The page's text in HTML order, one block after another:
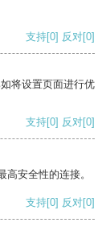
支持[0] 反对[0]
将设置页面进行优
支持[0] 反对[0]
安全性的连接。
支持[0] 反对[0]